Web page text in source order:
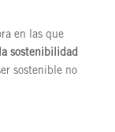
en las que
sostenibilidad
sostenible no